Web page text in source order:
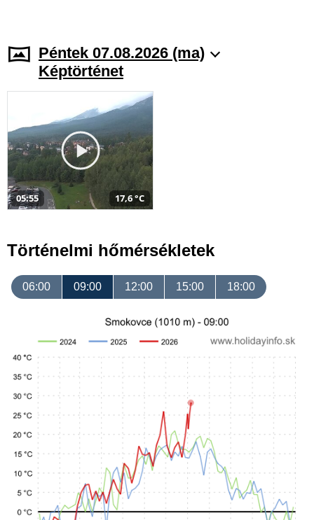
Péntek 07.08.2026 (ma)
Képtörténet
05:55 17,6 °C
Történelmi hőmérsékletek
06:00 09:00 12:00 15:00 18:00